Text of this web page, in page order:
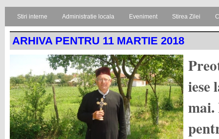
Stiri interne Administratie locala Eveniment Stirea Zilei
ARHIVA PENTRU 11 MARTIE 2018
iese
mai.